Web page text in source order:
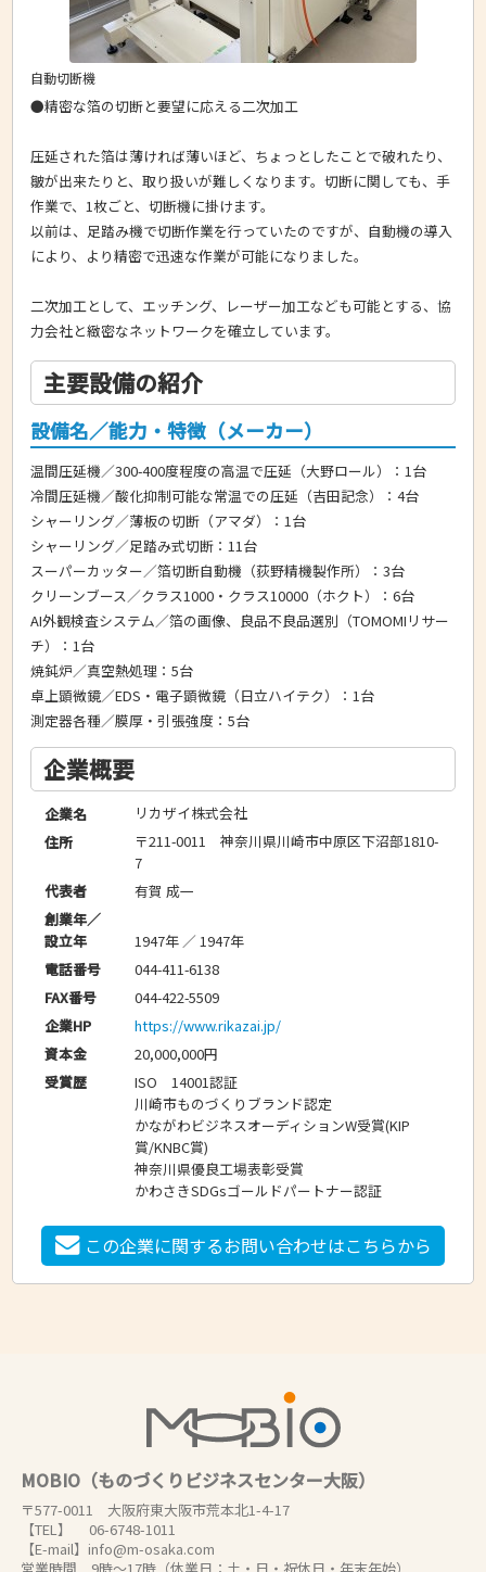
自動切断機
●精密な箔の切断と要望に応える二次加工
圧延された箔は薄ければ薄いほど、ちょっとしたことで破れたり、
皺が出来たりと、取り扱いが難しくなります。切断に関しても、手
作業で、1枚ごと、切断機に掛けます。
以前は、足踏み機で切断作業を行っていたのですが、自動機の導入
により、より精密で迅速な作業が可能になりました。
二次加工として、エッチング、レーザー加工なども可能とする、協
力会社と緻密なネットワークを確立しています。
主要設備の紹介
設備名／能力・特徴（メーカー）
温間圧延機／300-400度程度の高温で圧延（大野ロール）：1台
冷間圧延機／酸化抑制可能な常温での圧延（吉田記念）：4台
シャーリング／薄板の切断（アマダ）：1台
シャーリング／足踏み式切断：11台
スーパーカッター／箔切断自動機（荻野精機製作所）：3台
クリーンブース／クラス1000・クラス10000（ホクト）：6台
AI外観検査システム／箔の画像、良品不良品選別（TOMOMIリサー
チ）：1台
焼鈍炉／真空熱処理：5台
卓上顕微鏡／EDS・電子顕微鏡（日立ハイテク）：1台
測定器各種／膜厚・引張強度：5台
企業概要
企業名
リカザイ株式会社
住所
〒211-0011 神奈川県川崎市中原区下沼部1810-
7
代表者
有賀 成一
創業年／
設立年
1947年 ／ 1947年
電話番号
044-411-6138
FAX番号
044-422-5509
企業HP
https://www.rikazai.jp/
資本金
20,000,000円
受賞歴
ISO 14001認証
川崎市ものづくりブランド認定
かながわビジネスオーディションW受賞(KIP
賞/KNBC賞)
神奈川県優良工場表彰受賞
かわさきSDGsゴールドパートナー認証
この企業に関するお問い合わせはこちらから
MOBIO（ものづくりビジネスセンター大阪）
〒577-0011 大阪府東大阪市荒本北1-4-17
【TEL】 06-6748-1011
【E-mail】info@m-osaka.com